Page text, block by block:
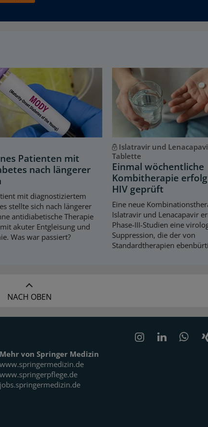
Patienten mit
nach längerer
mit diagnostiziertem
stellte sich nach längerer
antidiabetische Therapie
akuter Entgleisung und
Was war passiert?
Islatravir und
Tablette
Einmal wöchentliche
Kombitherapie
HIV geprüft
Eine neue
Islatravir und Lenacapavir
Phase-III-Studien eine
Suppression, die der von
Standardtherapien
NACH OBEN
Mehr von Springer Medizin
www.springermedizin.de
www.springerpflege.de
jobs.springermedizin.de